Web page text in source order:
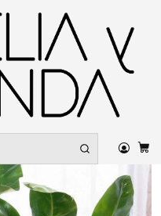
Philodendro longifolio